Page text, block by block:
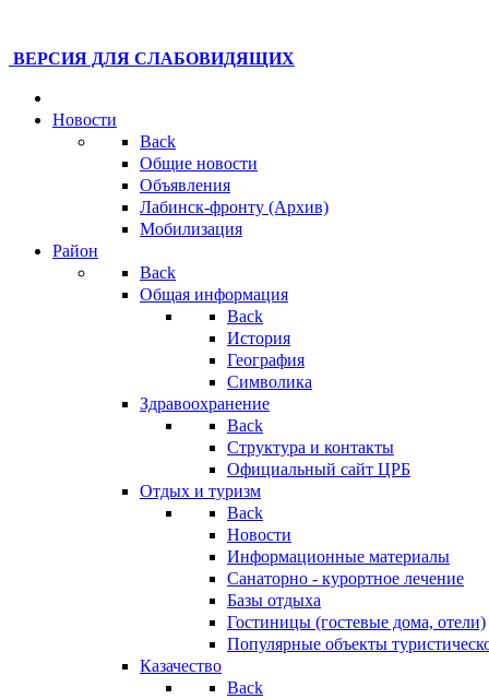
ВЕРСИЯ ДЛЯ СЛАБОВИДЯЩИХ
Новости
Back
Общие новости
Объявления
Лабинск-фронту (Архив)
Мобилизация
Район
Back
Общая информация
Back
История
География
Символика
Здравоохранение
Back
Структура и контакты
Официальный сайт ЦРБ
Отдых и туризм
Back
Новости
Информационные материалы
Санаторно - курортное лечение
Базы отдыха
Гостиницы (гостевые дома, отели)
Популярные объекты
Казачество
Back